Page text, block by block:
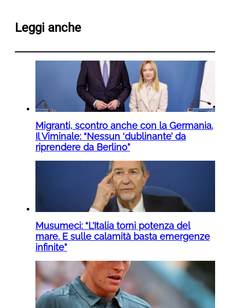
Leggi anche
Migranti, scontro anche con la Germania.
Il Viminale: “Nessun ‘dublinante’ da
riprendere da Berlino”
Musumeci: “L’Italia torni potenza del
mare. E sulle calamità basta emergenze
infinite”